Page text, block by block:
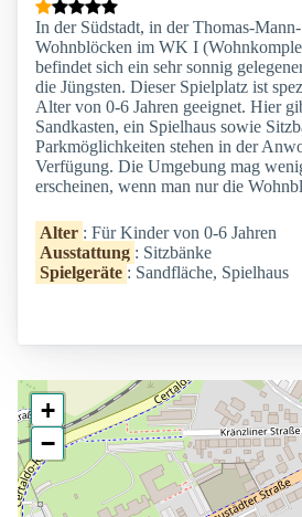
In der Südstadt, in der Thomas-
Wohnblöcken im WK I
befindet sich ein sehr sonnig
die Jüngsten. Dieser Spielplatz ist
Alter von 0-6 Jahren geeignet. Hier
Sandkasten, ein Spielhaus sowie
Parkmöglichkeiten stehen in der
Verfügung. Die Umgebung mag
erscheinen, wenn man nur die
Alter : Für Kinder von 0-6 Jahren
Ausstattung : Sitzbänke
Spielgeräte : Sandfläche, Spielhaus
+
−